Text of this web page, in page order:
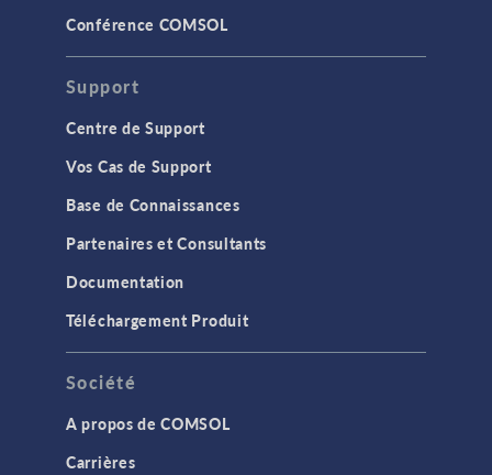
Conférence COMSOL
Support
Centre de Support
Vos Cas de Support
Base de Connaissances
Partenaires et Consultants
Documentation
Téléchargement Produit
Société
A propos de COMSOL
Carrières